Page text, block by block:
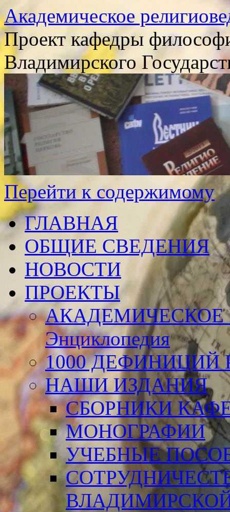
Академическое
Проект кафедры
Владимирского
Перейти к содержимому
ГЛАВНАЯ
ОБЩИЕ СВЕДЕНИЯ
НОВОСТИ
ПРОЕКТЫ
АКАДЕМИЧЕСКОЕ
Энциклопедия
1000 ДЕФИНИЦИЙ
НАШИ ИЗДАНИЯ
СБОРНИКИ
МОНОГРАФИИ
УЧЕБНЫЕ